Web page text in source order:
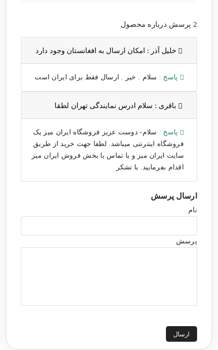
2 پرسش درباره محصول
خلیل آذر : امکان ارسال به افغانستان وجود دارد
پاسخ : سلام . خیر . ارسال فقط برای ایران است
باقری : سلام ادرس نمایندگی تهران لطقا
پاسخ : سلام- دوست عزیز فروشگاه ایران میز یک
فروشگاه اینترنتی میباشد. لطفا جهت خرید از طریق
سایت ایران میز و یا تماس با بخش فروش ایران میز
اقدام بفرمایید. با تشکر
ارسال پرسش
نام
پرسش
ارسال